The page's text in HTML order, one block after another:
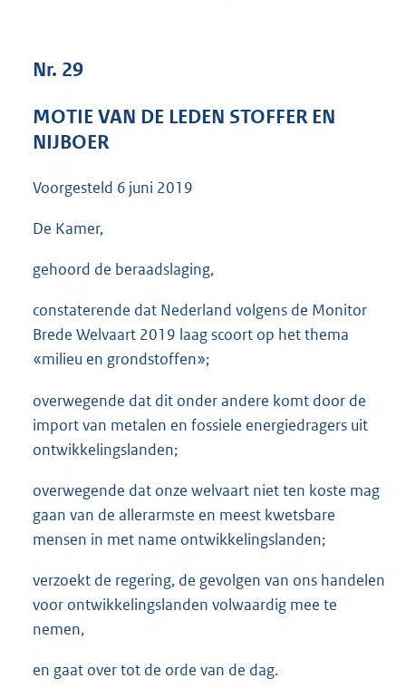
e
Nr. 29
MOTIE VAN DE LEDEN STOFFER EN
NIJBOER
Voorgesteld 6 juni 2019
De Kamer,
gehoord de beraadslaging,
constaterende dat Nederland volgens de Monitor
Brede Welvaart 2019 laag scoort op het thema
«milieu en grondstoffen»;
overwegende dat dit onder andere komt door de
import van metalen en fossiele energiedragers uit
ontwikkelingslanden;
overwegende dat onze welvaart niet ten koste mag
gaan van de allerarmste en meest kwetsbare
mensen in met name ontwikkelingslanden;
verzoekt de regering, de gevolgen van ons handelen
voor ontwikkelingslanden volwaardig mee te
nemen,
en gaat over tot de orde van de dag.